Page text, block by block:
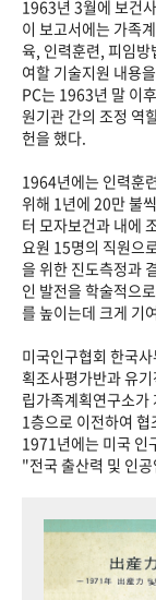
1963년 3월에 보건
이 보고서에는 가족
육, 인력훈련, 피임방
여할 기술지원 내용
PC는 1963년 말 이
원기관 간의 조정 역
헌을 했다.
1964년에는 인력훈
위해 1년에 20만 불
터 모자보건과 내에
요원 15명의 직원으
을 위한 진도측정과
인 발전을 학술적으
를 높이는데 크게 기
미국인구협회 한국
획조사평가반과 유
립가족계획연구소가
1층으로 이전하여
1971년에는 미국 인
"전국 출산력 및 인